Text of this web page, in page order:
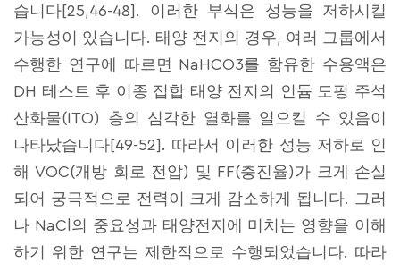
습니다[25,46-48]. 이러한 부식은 성능을 저하시킬
가능성이 있습니다. 태양 전지의 경우, 여러 그룹에서
수행한 연구에 따르면 NaHCO3를 함유한 수용액은
DH 테스트 후 이종 접합 태양 전지의 인듐 도핑 주석
산화물(ITO) 층의 심각한 열화를 일으킬 수 있음이
나타났습니다[49-52]. 따라서 이러한 성능 저하로 인
해 VOC(개방 회로 전압) 및 FF(충진율)가 크게 손실
되어 궁극적으로 전력이 크게 감소하게 됩니다. 그러
나 NaCl의 중요성과 태양전지에 미치는 영향을 이해
하기 위한 연구는 제한적으로 수행되었습니다. 따라